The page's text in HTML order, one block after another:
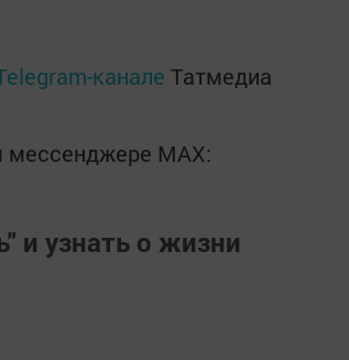
канале Татмедиа
мессенджере MАХ:
и узнать о жизни